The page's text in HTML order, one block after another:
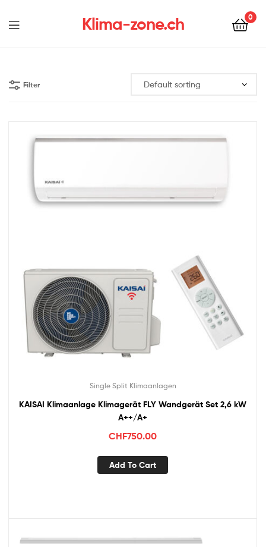
Klima-zone.ch 0
Filter
Single Split Klimaanlagen
KAISAI Klimaanlage Klimagerät FLY Wandgerät Set 2,6 kW
A++/A+
CHF750.00
Add To Cart